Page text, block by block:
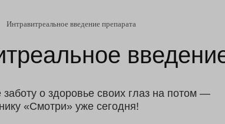
Интравитреальное введение препарата
о здоровье своих глаз на потом —
«Смотри» уже сегодня!